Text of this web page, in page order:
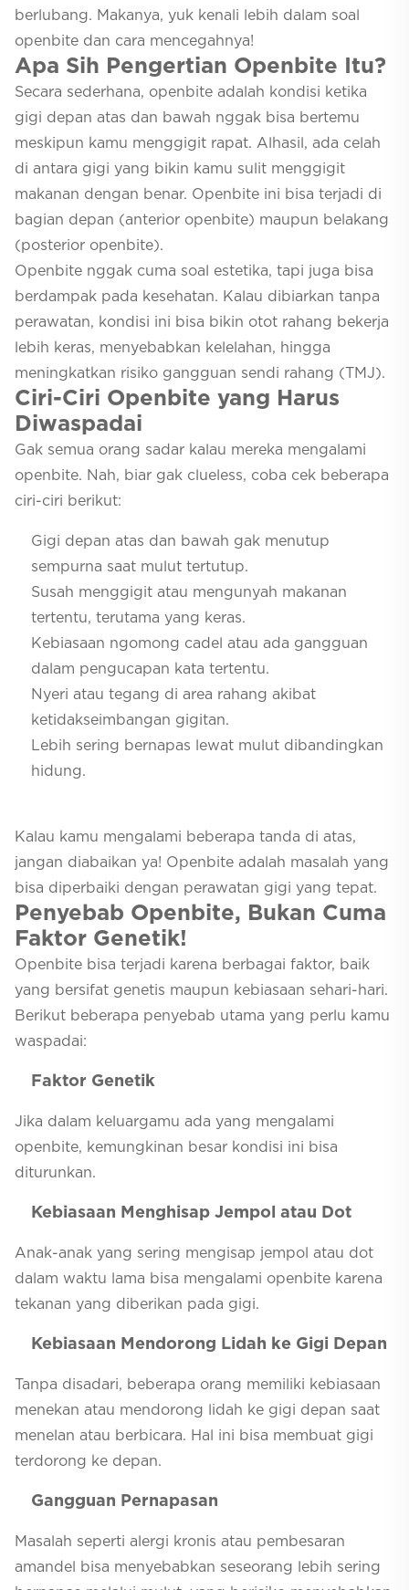
berlubang. Makanya, yuk kenali lebih dalam soal
openbite dan cara mencegahnya!
Apa Sih Pengertian Openbite Itu?
Secara sederhana, openbite adalah kondisi ketika
gigi depan atas dan bawah nggak bisa bertemu
meskipun kamu menggigit rapat. Alhasil, ada celah
di antara gigi yang bikin kamu sulit menggigit
makanan dengan benar. Openbite ini bisa terjadi di
bagian depan (anterior openbite) maupun belakang
(posterior openbite).
Openbite nggak cuma soal estetika, tapi juga bisa
berdampak pada kesehatan. Kalau dibiarkan tanpa
perawatan, kondisi ini bisa bikin otot rahang bekerja
lebih keras, menyebabkan kelelahan, hingga
meningkatkan risiko gangguan sendi rahang (TMJ).
Ciri-Ciri Openbite yang Harus
Diwaspadai
Gak semua orang sadar kalau mereka mengalami
openbite. Nah, biar gak clueless, coba cek beberapa
ciri-ciri berikut:
Gigi depan atas dan bawah gak menutup
sempurna saat mulut tertutup.
Susah menggigit atau mengunyah makanan
tertentu, terutama yang keras.
Kebiasaan ngomong cadel atau ada gangguan
dalam pengucapan kata tertentu.
Nyeri atau tegang di area rahang akibat
ketidakseimbangan gigitan.
Lebih sering bernapas lewat mulut dibandingkan
hidung.
Kalau kamu mengalami beberapa tanda di atas,
jangan diabaikan ya! Openbite adalah masalah yang
bisa diperbaiki dengan perawatan gigi yang tepat.
Penyebab Openbite, Bukan Cuma
Faktor Genetik!
Openbite bisa terjadi karena berbagai faktor, baik
yang bersifat genetis maupun kebiasaan sehari-hari.
Berikut beberapa penyebab utama yang perlu kamu
waspadai:
Faktor Genetik
Jika dalam keluargamu ada yang mengalami
openbite, kemungkinan besar kondisi ini bisa
diturunkan.
Kebiasaan Menghisap Jempol atau Dot
Anak-anak yang sering mengisap jempol atau dot
dalam waktu lama bisa mengalami openbite karena
tekanan yang diberikan pada gigi.
Kebiasaan Mendorong Lidah ke Gigi Depan
Tanpa disadari, beberapa orang memiliki kebiasaan
menekan atau mendorong lidah ke gigi depan saat
menelan atau berbicara. Hal ini bisa membuat gigi
terdorong ke depan.
Gangguan Pernapasan
Masalah seperti alergi kronis atau pembesaran
amandel bisa menyebabkan seseorang lebih sering